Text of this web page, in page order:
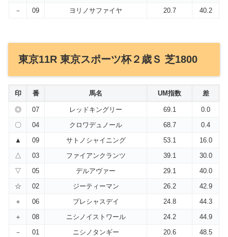
－
09 ヨリノサファイヤ 20.7 40.2
東京11R 東京スポーツ杯２歳Ｓ 芝1800
印 番 馬名 UM指数 差
◎ 07 レッドキングリー 69.1
0.0
〇
04 クロワデュノール 68.7
0.4
▲
09 サトノシャイニング 53.1
16.0
△
03 ファイアンクランツ 39.1
30.0
▽
05 デルアヴァー 29.1
40.0
☆
02 ジーティーマン 26.2
42.9
＋
06 プレシャスデイ 24.8
44.3
＋
08 ニシノイストワール 24.2
44.9
－
01 ニシノタンギー 20.6 48.5